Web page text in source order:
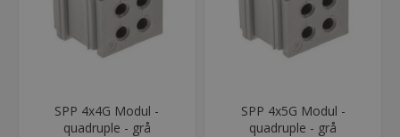
SPP 4x4G Modul -
quadruple - grå
SPP 4x5G Modul -
quadruple - grå